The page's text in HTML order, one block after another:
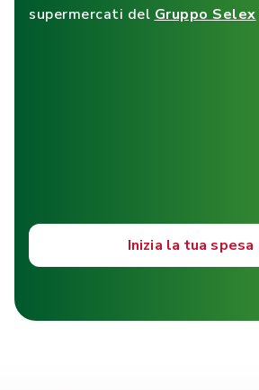
supermercati del Gruppo Selex
Inizia la tua spesa